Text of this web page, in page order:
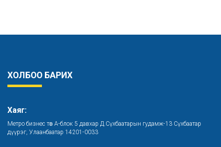
ХОЛБОО БАРИХ
Хаяг:
Метро бизнес төв А-блок 5 давхар Д.Сүхбаатарын гудамж-13 Сүхбаатар
дүүрэг, Улаанбаатар 14201-0033